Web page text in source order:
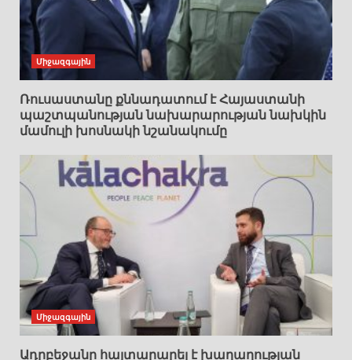
Միջազգային
Ռուսաստանը քննադատում է Հայաստանի
պաշտպանության նախարարության նախկին
մամուլի խոսնակի նշանակումը
Միջազգային
Ադրբեջանը հայտարարել է խաղաղության